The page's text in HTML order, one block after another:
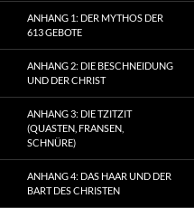
ANHANG 1: DER MYTHOS DER
613 GEBOTE
ANHANG 2: DIE BESCHNEIDUNG
UND DER CHRIST
ANHANG 3: DIE TZITZIT
(QUASTEN, FRANSEN,
SCHNÜRE)
ANHANG 4: DAS HAAR UND DER
BART DES CHRISTEN